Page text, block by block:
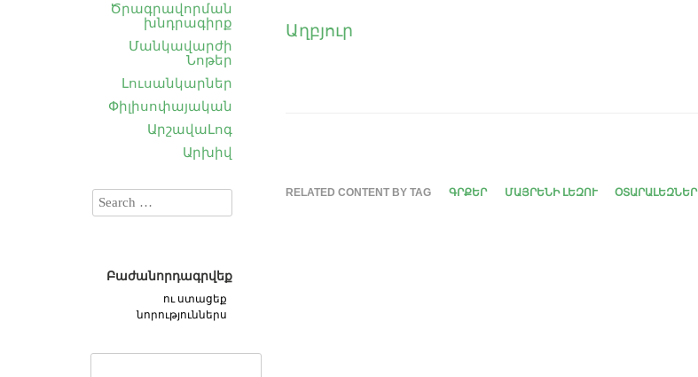
Ծրագրավորման
խնդրագիրք
Մանկավարժի
Նոթեր
Լուսանկարներ
Փիլիսոփայական
ԱրշավաԼոգ
Արխիվ
Աղբյուր
RELATED CONTENT BY TAG ԳՐՔԵՐ ՄԱՅՐԵՆԻ ԼԵԶՈՒ ՕՏԱՐԱԼԵԶՆԵՐ
Բաժանորդագրվեք
ու ստացեք
նորություններս